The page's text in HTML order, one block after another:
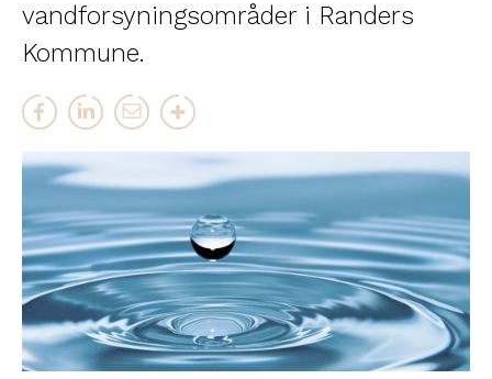
vandforsyningsområder i Randers
Kommune.